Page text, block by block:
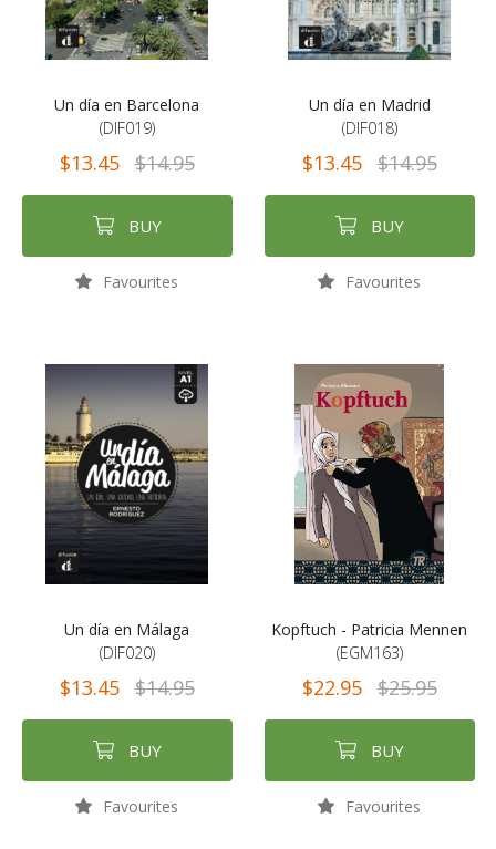
Un día en Barcelona
(DIF019)
$13.45 $14.95
BUY
Favourites
Un día en Madrid
(DIF018)
$13.45 $14.95
BUY
Favourites
Un día en Málaga
(DIF020)
$13.45 $14.95
BUY
Favourites
Kopftuch - Patricia Mennen
(EGM163)
$22.95 $25.95
BUY
Favourites